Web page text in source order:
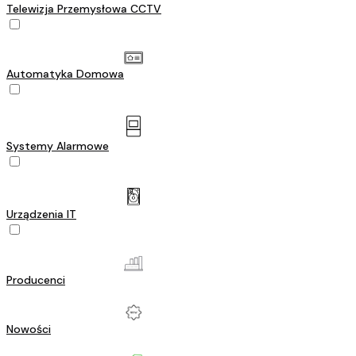
Telewizja Przemysłowa CCTV
Automatyka Domowa
Systemy Alarmowe
Urządzenia IT
Producenci
Nowości